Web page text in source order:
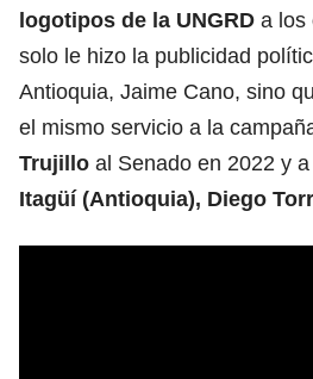
logotipos de la UNGRD a los
solo le hizo la publicidad
Antioquia, Jaime Cano, sino
el mismo servicio a la
Trujillo al Senado en 2022 y
Itagüí (Antioquia), Diego